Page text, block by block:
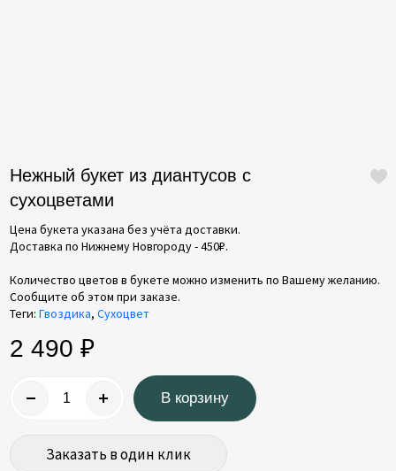
Гвоздики
Кустовые розы
Альстромерии
Гортензии
Лизиантусы
Орхидеи
Пионы
Нежный букет из диантусов с
сухоцветами
Цена букета указана без учёта доставки.
Доставка по Нижнему Новгороду - 450₽.
Количество цветов в букете можно изменить по Вашему желанию.
Сообщите об этом при заказе.
Теги: Гвоздика, Сухоцвет
2 490 ₽
В корзину
Заказать в один клик